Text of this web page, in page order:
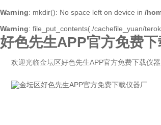
Warning: mkdir(): No space left on device in /
Warning: file_put_contents(./cachefile_yuan/
好色先生APP官方免费
欢迎光临金坛区好色先生APP官方免费下载仪器